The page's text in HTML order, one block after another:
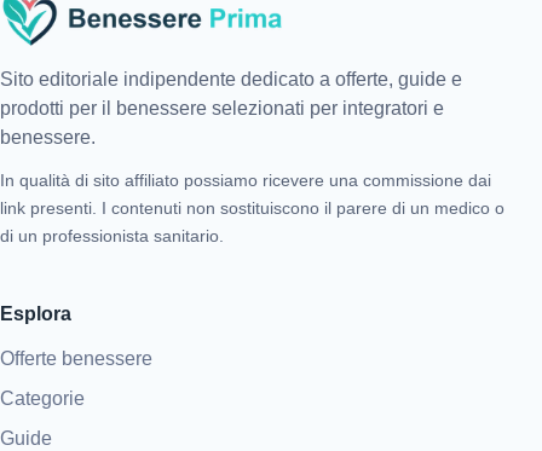
Sito editoriale indipendente dedicato a offerte, guide e
prodotti per il benessere selezionati per integratori e
benessere.
In qualità di sito affiliato possiamo ricevere una commissione dai
link presenti. I contenuti non sostituiscono il parere di un medico o
di un professionista sanitario.
Esplora
Offerte benessere
Categorie
Guide